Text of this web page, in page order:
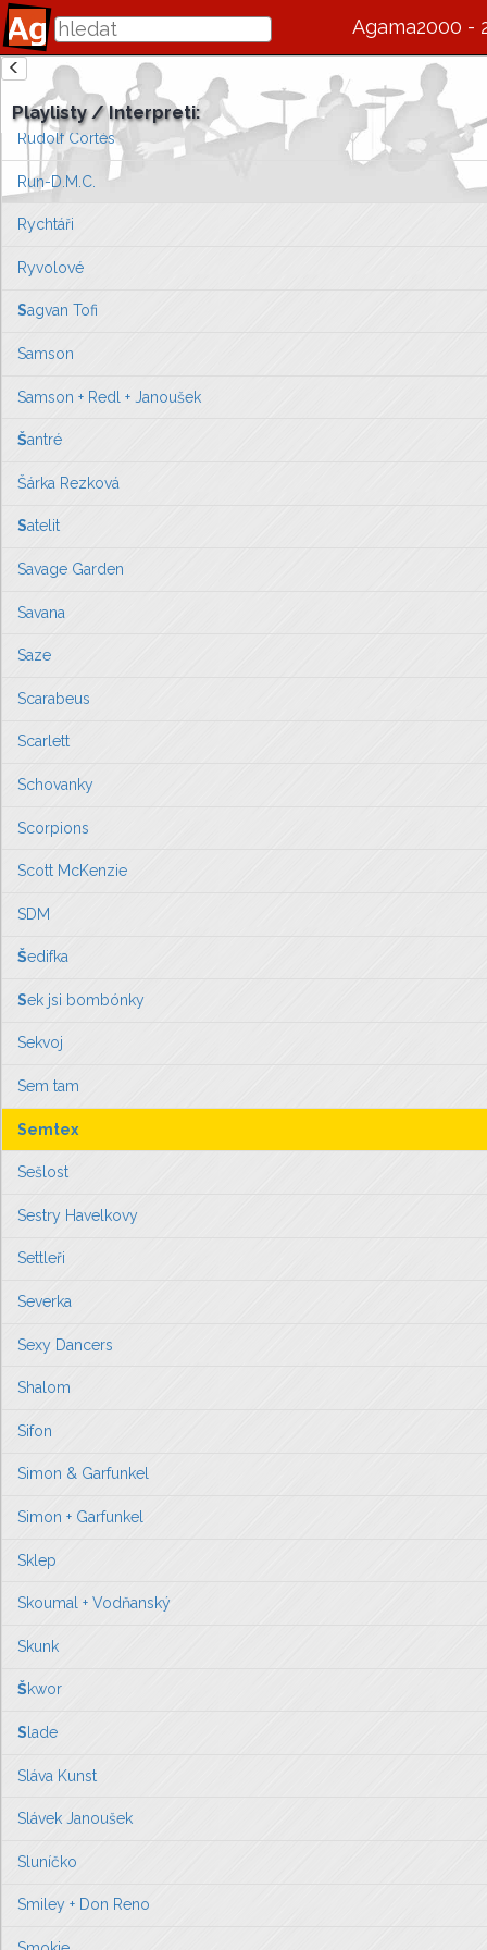
Agama2000 -
zde se bude v budoucnu zobrazovat informace o interpretovi /
Vlevo vyberte píseň, kterou chcete zobrazit
nebo můžete přejít na úvodní stránku ...
Playlisty / Interpreti:
Rottrová + Bobek
Rowers
Roxette
Rudolf Cortés
Run-D.M.C.
Rychtáři
Ryvolové
Sagvan Tofi
Samson
Samson + Redl + Janoušek
Šantré
Šárka Rezková
Satelit
Savage Garden
Savana
Saze
Scarabeus
Scarlett
Schovanky
Scorpions
Scott McKenzie
SDM
Šedifka
Sek jsi bombónky
Sekvoj
Sem tam
Semtex
Sešlost
Sestry Havelkovy
Settleři
Severka
Sexy Dancers
Shalom
Sifon
Simon & Garfunkel
Simon + Garfunkel
Sklep
Skoumal + Vodňanský
Skunk
Škwor
S lade
Sláva Kunst
Slávek Janoušek
Sluníčko
Smiley + Don Reno